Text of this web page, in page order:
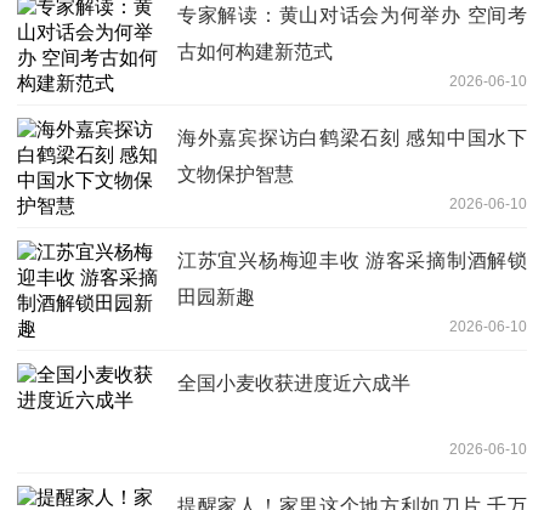
专家解读：黄山对话会为何举办 空间考
古如何构建新范式
2026-06-10
海外嘉宾探访白鹤梁石刻 感知中国水下
文物保护智慧
2026-06-10
江苏宜兴杨梅迎丰收 游客采摘制酒解锁
田园新趣
2026-06-10
全国小麦收获进度近六成半
2026-06-10
提醒家人！家里这个地方利如刀片 千万